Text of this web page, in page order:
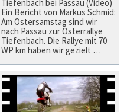
Tiefenbach bei Passau (Video)
Ein Bericht von Markus Schmid:
Am Ostersamstag sind wir
nach Passau zur Osterrallye
Tiefenbach. Die Rallye mit 70
WP km haben wir gezielt …